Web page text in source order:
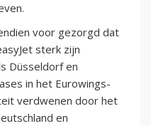
voor gezorgd dat
sterk zijn
Düsseldorf en
in het Eurowings-
verdwenen door het
en